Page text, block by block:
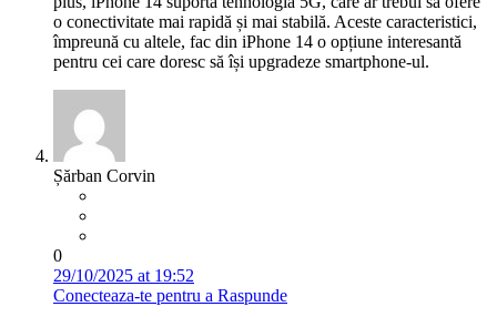
o conectivitate mai rapidă și mai stabilă. Aceste caracteristici,
împreună cu altele, fac din iPhone 14 o opțiune interesantă
pentru cei care doresc să își upgradeze smartphone-ul.
Șărban Corvin
0
29/10/2025 at 19:52
Conecteaza-te pentru a Raspunde